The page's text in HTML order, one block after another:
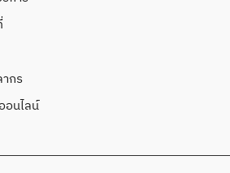
กร
อนไลน์